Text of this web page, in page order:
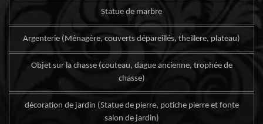
Statue de marbre
Argenterie (Ménagère, couverts dépareillés, theillere, plateau)
Objet sur la chasse (couteau, dague ancienne, trophée de
chasse)
décoration de jardin (Statue de pierre, potiche pierre et fonte
salon de jardin)